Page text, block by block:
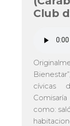
Club
cívicas
como: